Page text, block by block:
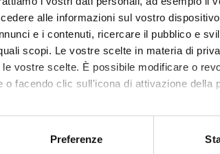
alle informazioni sul vostro
e i contenuti, ricercare il pubblico e
scopi. Le vostre scelte in materia di
vostre scelte. È possibile modificare o
o facendo clic sull'icona di attivazione della
anche:
sulla tua posizione geografica, con
Preferenze